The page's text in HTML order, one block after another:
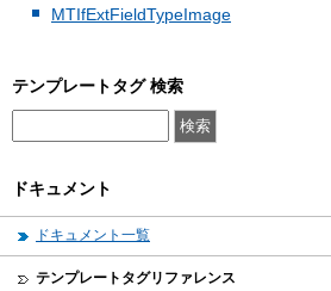
MTIfExtFieldTypeImage
テンプレートタグ 検索
ドキュメント
ドキュメント一覧
テンプレートタグリファレンス